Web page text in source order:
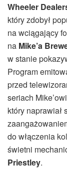
Wheeler
który zdobył
na wciągający
na Mike’a
w stanie
Program
przed
seriach
który naprawiał
do włączenia
świetni
Priestley.